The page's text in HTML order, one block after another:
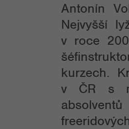
Antonín
Nejvyšší
v roce
kurzech.
v ČR s